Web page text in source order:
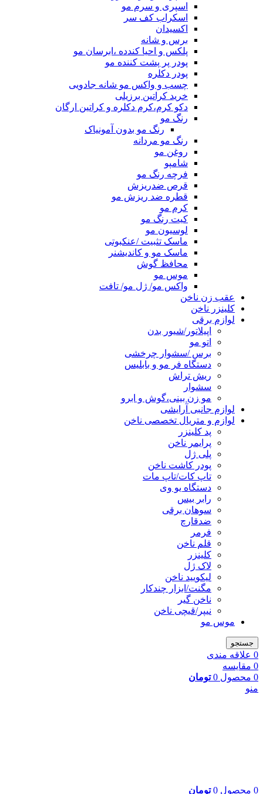
اسپری و سرم مو
اسکراب کف سر
اکسیدان
برس و شانه
پلکس و احیا کندده ،ابرسان مو
پودر پر پشت کننده مو
پودر دکلره
چسب و واکس مو شانه جادویی
خرید کراتین برزیلی
دکو کرم،کرم دکلره و کراتین ارگان
رنگ مو
رنگ مو بدون آمونیاک
رنگ مو مردانه
روغن مو
شامپو
فرچه رنگ مو
قرص ضدریزش
قطره ضد ریزش مو
کرم مو
کیت رنگ مو
لوسیون مو
ماسک تثبیت /عنکبوتی
ماسک مو و کاندیشنر
محافظ گوش
موس مو
واکس مو/ ژل مو/ تافت
عقب زن ناخن
کلینزر ناخن
لوازم برقی
اپیلاتور/شیور بدن
اتو مو
برس /سشوار چرخشی
دستگاه فر مو و بابلیس
ریش تراش
سشوار
مو زن بینی،گوش و ابرو
لوازم جانبی آرایشی
لوازم و متریال تخصصی ناخن
پد کلینزر
پرایمر ناخن
پلی ژل
پودر کاشت ناخن
تاپ کات/تاپ مات
دستگاه یو وی
رابر بیس
سوهان برقی
ضدقارچ
فرمر
قلم ناخن
کلینزر
لاک ژل
لیکوييد ناخن
مگنت/ابزار چندکار
ناخن گیر
نیپر/قیچی ناخن
موس مو
جستجو
0 علاقه مندی
0 مقایسه
0 محصول 0 تومان
منو
0 محصول 0 تومان